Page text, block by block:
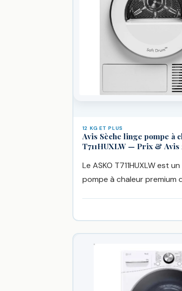
12 KG ET PLUS
Avis Sèche linge pompe à
T711HUXLW — Prix & Avis
Le ASKO T711HUXLW est
pompe à chaleur premium